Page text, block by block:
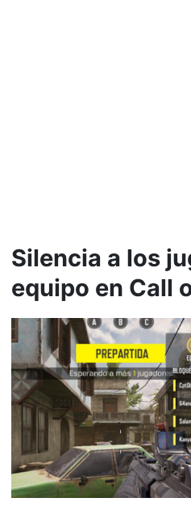
Silencia a los
equipo en Call